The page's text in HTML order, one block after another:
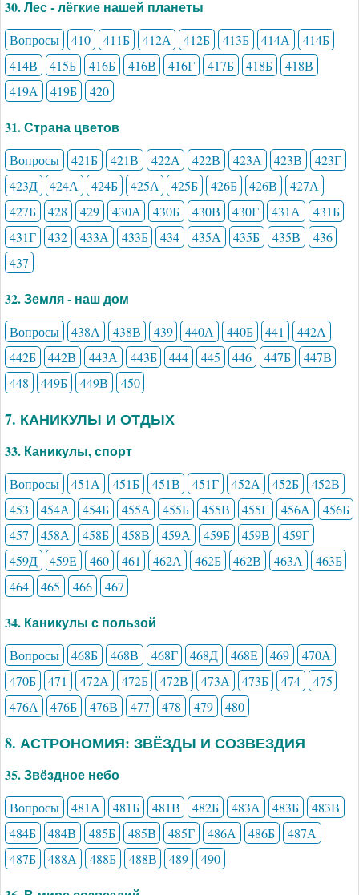
30. Лес - лёгкие нашей планеты
Вопросы 410 411Б 412А 412Б 413Б 414А
414Б
414В
415Б 416Б 416В 416Г 417Б 418Б
418В
419А
419Б 420
31. Страна цветов
Вопросы 421Б 421В 422А 422В 423А 423В
423Г
423Д
424А 424Б 425А 425Б 426Б 426В
427А
427Б
428 429 430А 430Б 430В 430Г 431А
431Б
431Г
432 433А 433Б 434 435А 435Б 435В
436
437
32. Земля - наш дом
Вопросы 438А 438В 439 440А 440Б 441
442А
442Б
442В 443А 443Б 444 445 446 447Б
447В
448
449Б 449В 450
7. КАНИКУЛЫ И ОТДЫХ
33. Каникулы, спорт
Вопросы 451А 451Б 451В 451Г 452А 452Б
452В
453
454А 454Б 455А 455Б 455В 455Г 456А
456Б
457
458А 458Б 458В 459А 459Б 459В
459Г
459Д
459Е 460 461 462А 462Б 462В 463А
463Б
464
465 466 467
34. Каникулы с пользой
Вопросы 468Б 468В 468Г 468Д 468Е 469
470А
470Б
471 472А 472Б 472В 473А 473Б 474
475
476А
476Б 476В 477 478 479 480
8. АСТРОНОМИЯ: ЗВЁЗДЫ И СОЗВЕЗДИЯ
35. Звёздное небо
Вопросы 481А 481Б 481В 482Б 483А 483Б
483В
484Б
484В 485Б 485В 485Г 486А 486Б
487А
487Б
488А 488Б 488В 489 490